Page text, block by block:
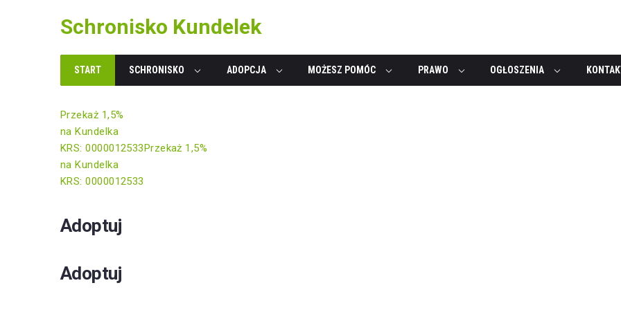
Schronisko Kundelek
START SCHRONISKO ADOPCJA MOŻESZ POMÓC PRAWO OGŁOSZENIA
Przekaż 1,5%
na Kundelka
KRS: 0000012533Przekaż 1,5%
na Kundelka
KRS: 0000012533
Adoptuj
Adoptuj